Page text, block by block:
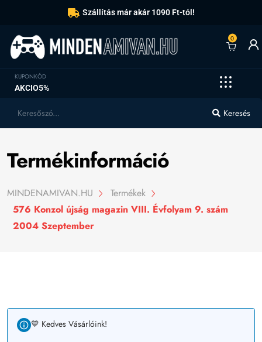
Szállítás már akár 1090 Ft-tól!
0
KUPONKÓD
AKCIO5%
Keresés
Termékinformáció
MINDENAMIVAN.HU
Termékek
576 Konzol újság magazin VIII. Évfolyam 9. szám
2004 Szeptember
💙 Kedves Vásárlóink!